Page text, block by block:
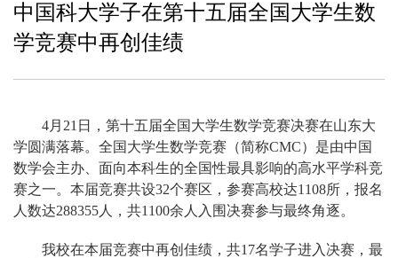
中国科大学子在第十五届全国大学生数
学竞赛中再创佳绩
4月21日，第十五届全国大学生数学竞赛决赛在山东大
学圆满落幕。全国大学生数学竞赛（简称CMC）是由中国
数学会主办、面向本科生的全国性最具影响的高水平学科竞
赛之一。本届竞赛共设32个赛区，参赛高校达1108所，报名
人数达288355人，共1100余人入围决赛参与最终角逐。
我校在本届竞赛中再创佳绩，共17名学子进入决赛，最